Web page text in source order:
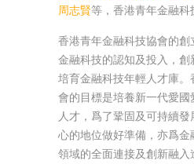
周志賢等，香港青年金融科
香港青年金融科技協會的
金融科技的認知及投入，創
培育金融科技年輕人才庫
會的目標是培養新一代愛
人才，爲了鞏固及可持續
心的地位做好準備，亦爲
領域的全面連接及創新融